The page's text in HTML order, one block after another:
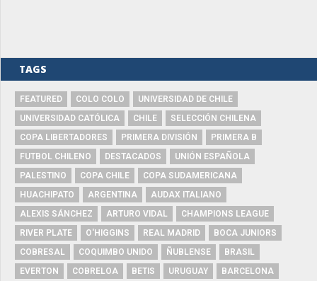
TAGS
FEATURED COLO COLO
UNIVERSIDAD DE CHILE
UNIVERSIDAD CATÓLICA
CHILE
SELECCIÓN CHILENA
COPA LIBERTADORES
PRIMERA DIVISIÓN
PRIMERA B
FUTBOL CHILENO
DESTACADOS
UNIÓN ESPAÑOLA
PALESTINO
COPA CHILE
COPA SUDAMERICANA
HUACHIPATO
ARGENTINA
AUDAX ITALIANO
ALEXIS SÁNCHEZ
ARTURO VIDAL
CHAMPIONS LEAGUE
RIVER PLATE
O'HIGGINS REAL MADRID
BOCA JUNIORS
COBRESAL
COQUIMBO UNIDO ÑUBLENSE
BRASIL
EVERTON
COBRELOA BETIS URUGUAY
BARCELONA